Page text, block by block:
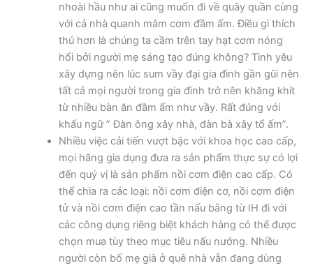
nhoài hầu như ai cũng muốn đi về quây quần cùng
với cả nhà quanh mâm cơm đầm ấm. Điều gì thích
thú hơn là chúng ta cầm trên tay hạt cơm nóng
hổi bởi người mẹ sáng tạo đúng không? Tình yêu
xây dựng nên lúc sum vầy đại gia đình gần gũi nên
tất cả mọi người trong gia đình trở nên khăng khít
từ nhiều bàn ăn đầm ấm như vầy. Rất đúng với
khẩu ngữ ” Đàn ông xây nhà, đàn bà xây tổ ấm”.
Nhiều việc cải tiến vượt bậc với khoa học cao cấp,
mọi hãng gia dụng đưa ra sản phẩm thực sự có lợi
đến quý vị là sản phẩm nồi cơm điện cao cấp. Có
thể chia ra các loại: nồi cơm điện cơ, nồi cơm điện
tử và nồi cơm điện cao tần nấu bằng từ IH đi với
các công dụng riêng biệt khách hàng có thể được
chọn mua tùy theo mục tiêu nấu nướng. Nhiều
người còn bố mẹ già ở quê nhà vẫn đang dùng